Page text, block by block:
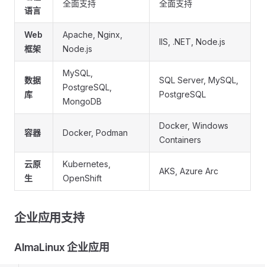
语言
全面支持 全面支持
Web
框架
Apache, Nginx,
Node.js
IIS, .NET, Node.js
数据
库
MySQL,
PostgreSQL,
MongoDB
SQL Server, MySQL,
PostgreSQL
容器 Docker, Podman
Docker, Windows
Containers
云原
生
Kubernetes,
OpenShift
AKS, Azure Arc
企业应用支持
AlmaLinux 企业应用